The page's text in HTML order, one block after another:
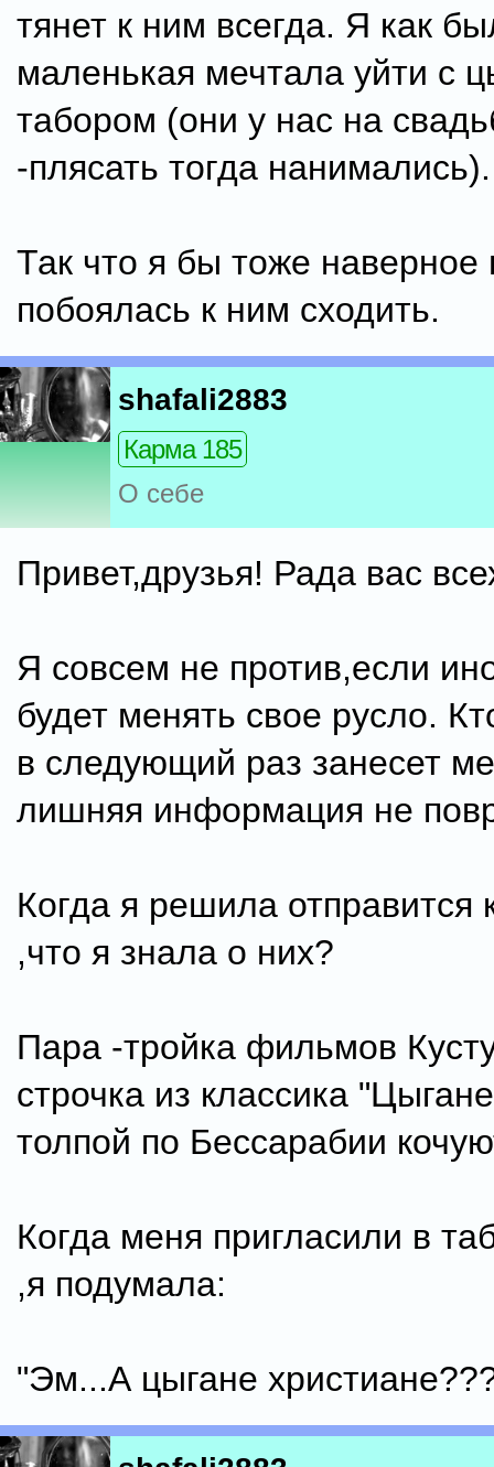
тянет к ним всегда. Я как
маленькая мечтала уйти с
табором (они у нас на
-плясать тогда нанимались).
Так что я бы тоже наверное
побоялась к ним сходить.
shafali2883
Карма 185
О себе
Привет,друзья! Рада вас
Я совсем не против,если
будет менять свое русло.
в следующий раз занесет
лишняя информация не
Когда я решила отправится
,что я знала о них?
Пара -тройка фильмов
строчка из классика
толпой по Бессарабии
Когда меня пригласили в
,я подумала:
"Эм...А цыгане